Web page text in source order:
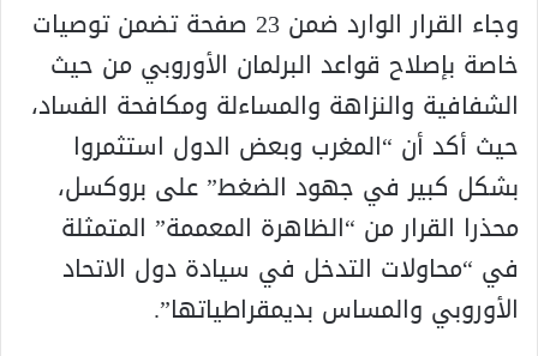
وجاء القرار الوارد ضمن 23 صفحة تضمن توصيات
خاصة بإصلاح قواعد البرلمان الأوروبي من حيث
الشفافية والنزاهة والمساءلة ومكافحة الفساد،
حيث أكد أن “المغرب وبعض الدول استثمروا
بشكل كبير في جهود الضغط” على بروكسل،
محذرا القرار من “الظاهرة المعممة” المتمثلة
في “محاولات التدخل في سيادة دول الاتحاد
الأوروبي والمساس بديمقراطياتها”.